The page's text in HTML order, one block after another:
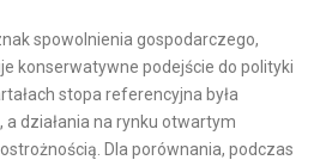
spowolnienia gospodarczego,
konserwatywne podejście do polityki
stopa referencyjna była
działania na rynku otwartym
Dla porównania, podczas